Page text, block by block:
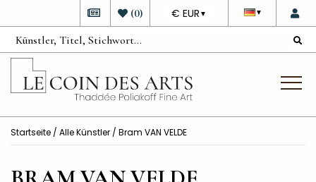
▼
DEVISE
€ EUR ▼
(0)
Startseite / Alle Künstler / Bram VAN VELDE